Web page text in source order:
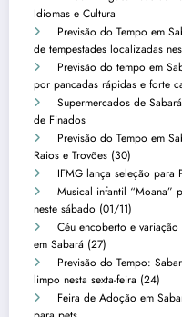
Idiomas e Cultura
Previsão do Tempo em
de tempestades localizadas
Previsão do tempo em
por pancadas rápidas e forte
Supermercados de
de Finados
Previsão do Tempo em
Raios e Trovões (30)
IFMG lança seleção para
Musical infantil “Moana”
neste sábado (01/11)
Céu encoberto e variação
em Sabará (27)
Previsão do Tempo:
limpo nesta sexta-feira (24)
Feira de Adoção em